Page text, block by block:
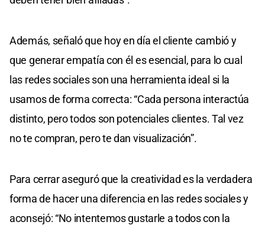
Además, señaló que hoy en día el cliente cambió y
que generar empatía con él es esencial, para lo cual
las redes sociales son una herramienta ideal si la
usamos de forma correcta: “Cada persona interactúa
distinto, pero todos son potenciales clientes. Tal vez
no te compran, pero te dan visualización”.
Para cerrar aseguró que la creatividad es la verdadera
forma de hacer una diferencia en las redes sociales y
aconsejó: “No intentemos gustarle a todos con la